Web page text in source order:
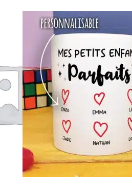
père
11,90€.6,90€.